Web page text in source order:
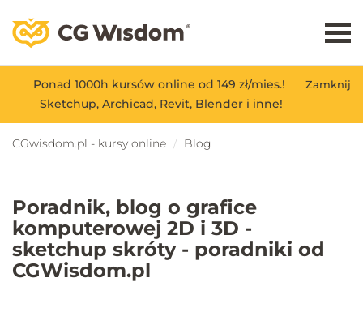
Zamknij
Ponad 1000h kursów online od 149 zł/mies.!
Sketchup, Archicad, Revit, Blender i inne!
CGwisdom.pl - kursy online Blog
Poradnik, blog o grafice
komputerowej 2D i 3D -
sketchup skróty - poradniki od
CGWisdom.pl